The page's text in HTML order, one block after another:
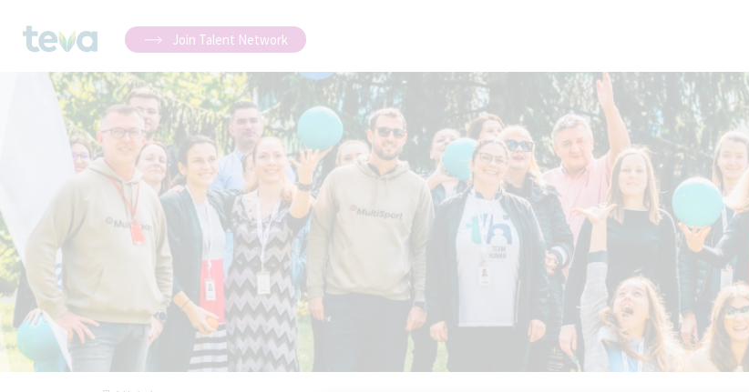
Join Talent Network